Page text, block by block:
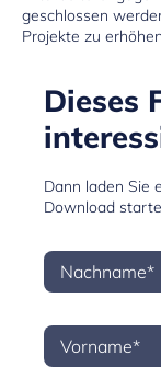
geschlossen
Projekte zu
Dieses
Dann laden Sie
Download